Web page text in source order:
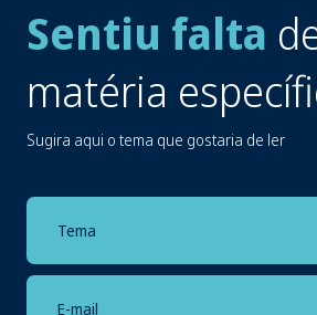
Sentiu falta
matéria
Sugira aqui o tema que gostaria de ler